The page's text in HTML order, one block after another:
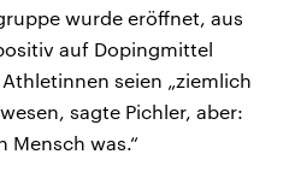
wurde eröffnet, aus
auf Dopingmittel
seien „ziemlich
sagte Pichler, aber:
Mensch was.“